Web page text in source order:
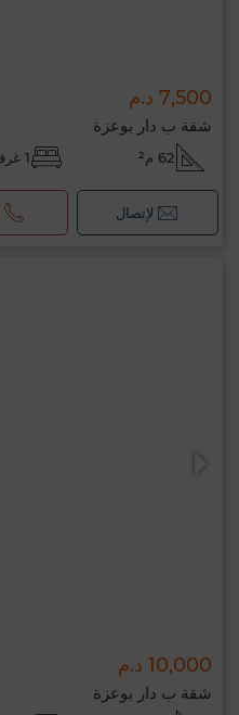
7,500 د.م
شقة ب دار بوعزة
62 م² 1 غرف
لإتصال
10,000 د.م
شقة ب دار بوعزة